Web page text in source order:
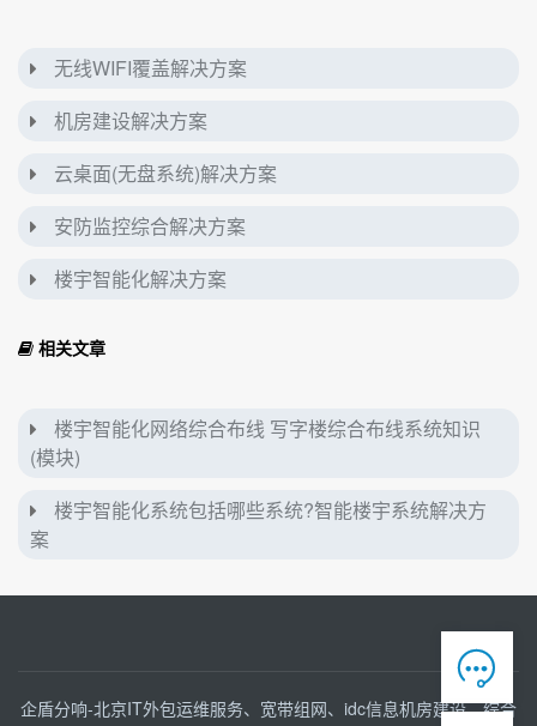
无线WIFI覆盖解决方案
机房建设解决方案
云桌面(无盘系统)解决方案
安防监控综合解决方案
楼宇智能化解决方案
相关文章
楼宇智能化网络综合布线 写字楼综合布线系统知识
(模块)
楼宇智能化系统包括哪些系统?智能楼宇系统解决方
案
企盾分响-北京IT外包运维服务、宽带组网、idc信息机房建设、综合
